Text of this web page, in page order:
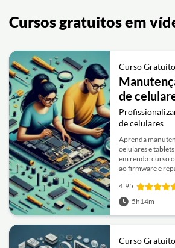
Cursos gratuitos em
Curso Gratuito
de
de celulares
Aprenda
celulares e
em renda: curso
ao firmware e
4.95
5h14m
Curso Gratuito